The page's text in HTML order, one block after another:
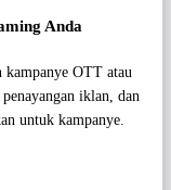
Anda
kampanye OTT atau
iklan, dan
untuk kampanye.